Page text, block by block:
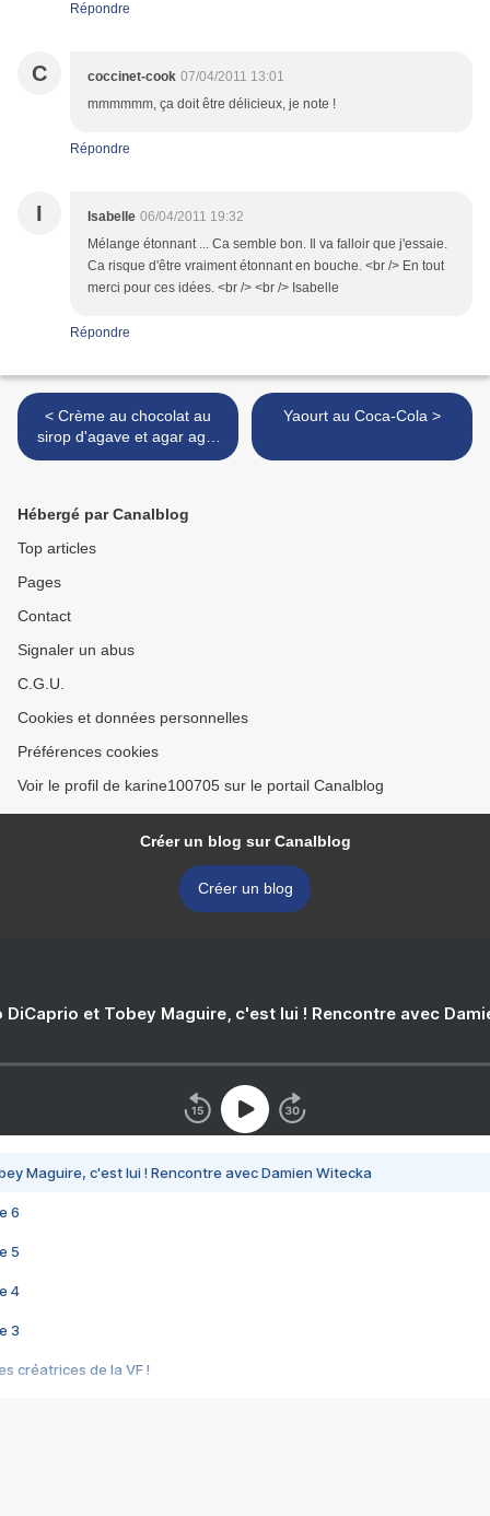
Répondre
C coccinet-cook 07/04/2011 13:01
mmmmmm, ça doit être délicieux, je note !
Répondre
I Isabelle 06/04/2011 19:32
Mélange étonnant ... Ca semble bon. Il va falloir que j'essaie.
Ca risque d'être vraiment étonnant en bouche. <br /> En tout
merci pour ces idées. <br /> <br /> Isabelle
Répondre
< Crème au chocolat au
sirop d'agave et agar agar
(sans oeufs, ni beurre, ni
Yaourt au Coca-Cola >
Hébergé par Canalblog
Top articles
Pages
Contact
Signaler un abus
C.G.U.
Cookies et données personnelles
Préférences cookies
Voir le profil de karine100705 sur le portail Canalblog
Créer un blog sur Canalblog
Créer un blog
DiCaprio et Tobey Maguire, c'est lui ! Rencontre avec
Maguire, c'est lui ! Rencontre avec Damien Witecka
6
5
4
3
créatrices de la VF !